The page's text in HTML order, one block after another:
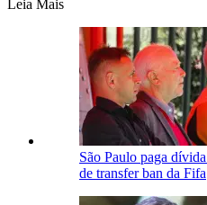
Leia Mais
São Paulo paga
de transfer ban da Fifa